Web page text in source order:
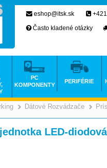
Dátové Rozvádzače
LED-
eshop@itsk.sk
Často kladené otázky
PC
KOMPONENTY
PERIFÉRIE